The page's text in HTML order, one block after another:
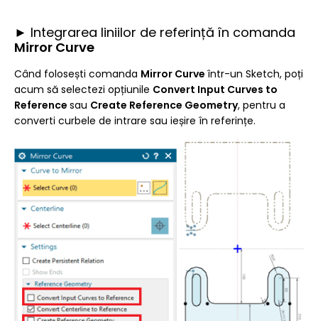
► Integrarea liniilor de referință în comanda
Mirror Curve
Când folosești comanda Mirror Curve într-un Sketch, poți
acum să selectezi opțiunile Convert Input Curves to
Reference sau Create Reference Geometry, pentru a
converti curbele de intrare sau ieșire în referințe.